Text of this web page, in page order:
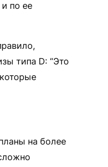
по ее
типа D: “Это
на более